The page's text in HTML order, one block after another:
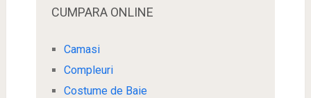
CUMPARA ONLINE
Camasi
Compleuri
Costume de Baie